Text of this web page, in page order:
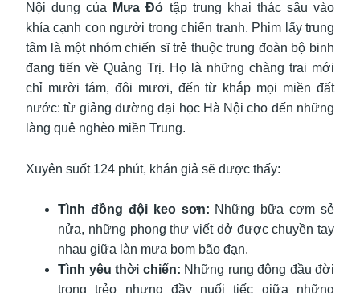
Nội dung của Mưa Đỏ tập trung khai thác sâu vào
khía cạnh con người trong chiến tranh. Phim lấy trung
tâm là một nhóm chiến sĩ trẻ thuộc trung đoàn bộ binh
đang tiến về Quảng Trị. Họ là những chàng trai mới
chỉ mười tám, đôi mươi, đến từ khắp mọi miền đất
nước: từ giảng đường đại học Hà Nội cho đến những
làng quê nghèo miền Trung.
Xuyên suốt 124 phút, khán giả sẽ được thấy:
Tình đồng đội keo sơn: Những bữa cơm sẻ
nửa, những phong thư viết dở được chuyền tay
nhau giữa làn mưa bom bão đạn.
Tình yêu thời chiến: Những rung động đầu đời
trong trẻo nhưng đầy nuối tiếc giữa những